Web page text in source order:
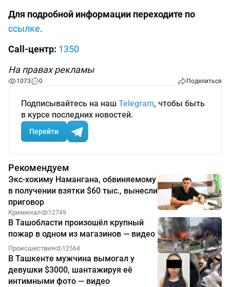
Для подробной информации переходите по
ссылке.
Call-центр: 1350
На правах рекламы
1073 0 Поделиться
Подписывайтесь на наш Telegram, чтобы быть
в курсе последних новостей.
Перейти
Рекомендуем
Экс-хокиму Намангана, обвиняемому
в получении взятки $60 тыс., вынесли
приговор
Криминал 12749
В Ташобласти произошёл крупный
пожар в одном из магазинов — видео
Происшествия 12564
В Ташкенте мужчина вымогал у
девушки $3000, шантажируя её
интимными фото — видео